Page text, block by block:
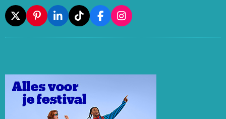
X
P
I
N
E
S
T
L
I
N
I
N
T
I
K
F
A
C
O
I
N
S
R
M